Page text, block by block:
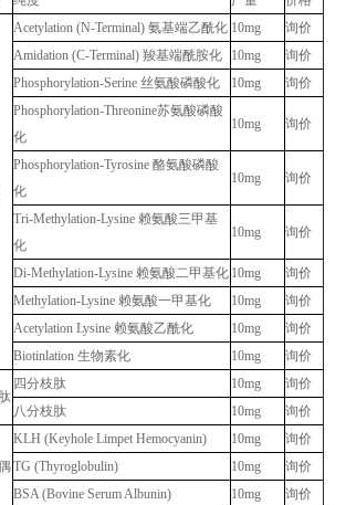
Acetylation (N-Terminal) 氨基端乙酰化 10mg
询价
Amidation (C-Terminal) 羧基端酰胺化
10mg
询价
Phosphorylation-Serine 丝氨酸磷酸化
10mg
询价
Phosphorylation-Threonine苏氨酸磷酸
化
10mg 询价
Phosphorylation-Tyrosine 酪氨酸磷酸
化
10mg 询价
Tri-Methylation-Lysine 赖氨酸三甲基
化
10mg 询价
Di-Methylation-Lysine 赖氨酸二甲基化 10mg
询价
Methylation-Lysine 赖氨酸一甲基化
10mg
询价
Acetylation Lysine 赖氨酸乙酰化
10mg
询价
Biotinlation 生物素化
10mg 询价
四分枝肽 10mg
询价
八分枝肽
10mg 询价
KLH (Keyhole Limpet Hemocyanin) 10mg
询价
TG (Thyroglobulin)
10mg
询价
BSA (Bovine Serum Albunin)
10mg
询价